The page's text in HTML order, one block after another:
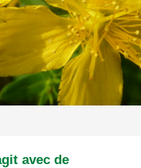
avec de